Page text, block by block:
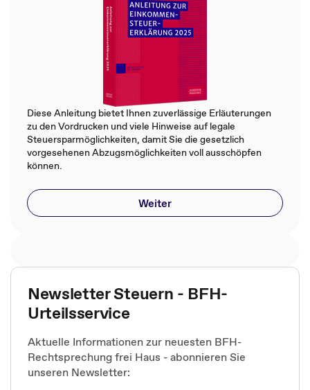
Diese Anleitung bietet Ihnen zuverlässige Erläuterungen
zu den Vordrucken und viele Hinweise auf legale
Steuersparmöglichkeiten, damit Sie die gesetzlich
vorgesehenen Abzugsmöglichkeiten voll ausschöpfen
können.
Weiter
Newsletter Steuern - BFH-
Urteilsservice
Aktuelle Informationen zur neuesten BFH-
Rechtsprechung frei Haus - abonnieren Sie
unseren Newsletter: